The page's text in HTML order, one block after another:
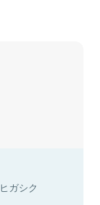
ガシク